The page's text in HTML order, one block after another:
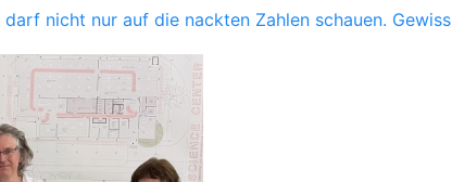
nicht nur auf die nackten Zahlen schauen.